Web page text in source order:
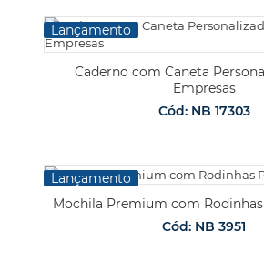
Lançamento
Caderno com Caneta
Empresas
Cód: NB 17303
Lançamento
Mochila Premium com
Cód: NB 3951